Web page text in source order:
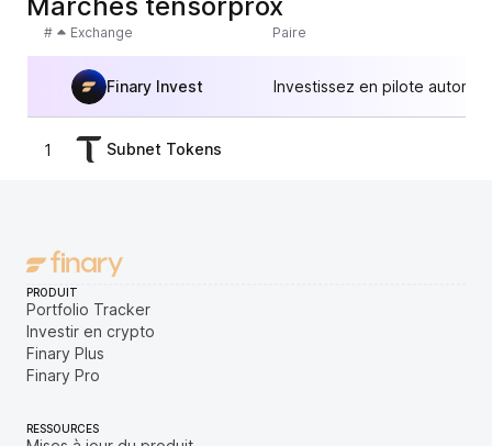
# Exchange Paire
Finary Invest Investissez en pilote
1 Subnet Tokens
PRODUIT
Portfolio Tracker
Investir en crypto
Finary Plus
Finary Pro
RESSOURCES